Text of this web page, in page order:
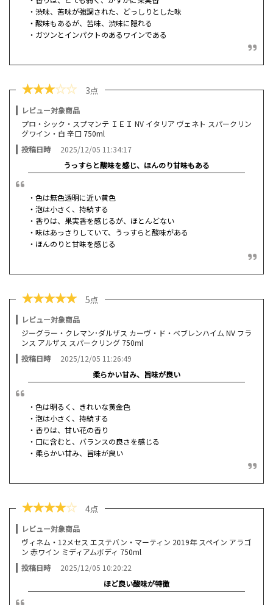
・渋味、苦味が強調された、どっしりとした味
・酸味もあるが、苦味、渋味に隠れる
・ガツンとインパクトのあるワインである
★★★☆☆ 3点
レビュー対象商品
プロ・シック・スプマンテ ＩＥＩ NV イタリア ヴェネト スパークリン
グワイン・白 辛口 750ml
投稿日時
2025/12/05 11:34:17
うっすらと酸味を感じ、ほんのり甘味もある
・色は無色透明に近い黄色
・泡は小さく、持続する
・香りは、果実香を感じるが、ほとんどない
・味はあっさりしていて、うっすらと酸味がある
・ほんのりと甘味を感じる
★★★★★ 5点
レビュー対象商品
ジーグラー・クレマン･ダルザス カーヴ・ド・ベブレンハイム NV フラ
ンス アルザス スパークリング 750ml
投稿日時
2025/12/05 11:26:49
柔らかい甘み、旨味が良い
・色は明るく、きれいな黄金色
・泡は小さく、持続する
・香りは、甘い花の香り
・口に含むと、バランスの良さを感じる
・柔らかい甘み、旨味が良い
★★★★☆ 4点
レビュー対象商品
ヴィネム・12メセス エステバン・マーティン 2019年 スペイン アラゴ
ン 赤ワイン ミディアムボディ 750ml
投稿日時
2025/12/05 10:20:22
ほど良い酸味が特徴